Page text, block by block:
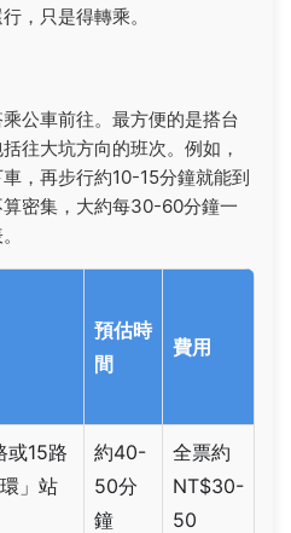
，只是得轉乘。
公車前往。最方便的是搭台
往大坑方向的班次。例如，
，再步行約10-15分鐘就能到
密集，大約每30-60分鐘一
預估時
間
費用
或15路
」站
約40-
50分
鐘
全票約
NT$30-
50